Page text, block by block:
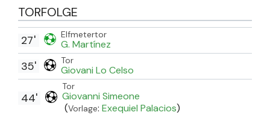
TORFOLGE
Elfmetertor
G. Martínez
27'
Tor
Giovani Lo Celso
35'
Tor
Giovanni Simeone
(Vorlage: Exequiel Palacios)
44'